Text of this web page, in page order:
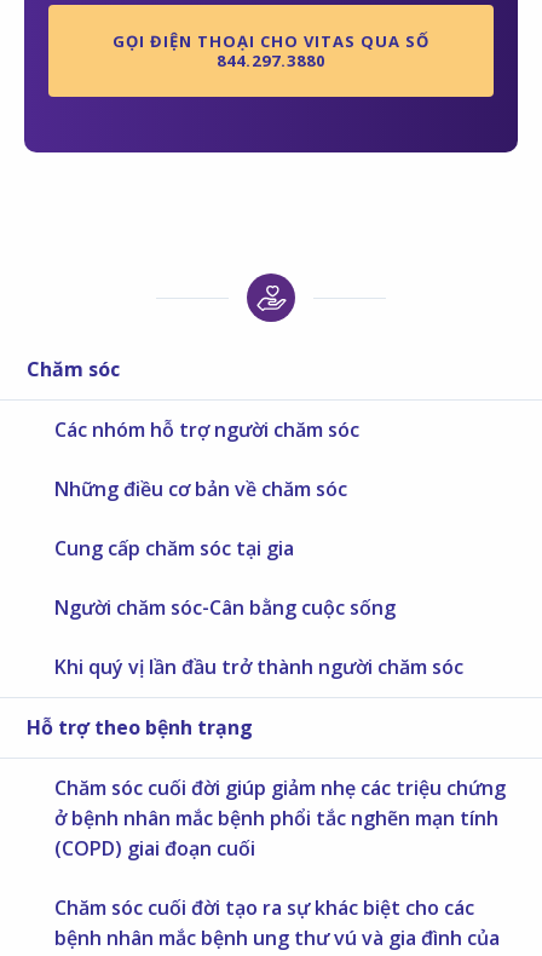
GỌI ĐIỆN THOẠI CHO VITAS QUA SỐ
844.297.3880
Chăm sóc
Các nhóm hỗ trợ người chăm sóc
Những điều cơ bản về chăm sóc
Cung cấp chăm sóc tại gia
Người chăm sóc-Cân bằng cuộc sống
Khi quý vị lần đầu trở thành người chăm sóc
Hỗ trợ theo bệnh trạng
Chăm sóc cuối đời giúp giảm nhẹ các triệu chứng
ở bệnh nhân mắc bệnh phổi tắc nghẽn mạn tính
(COPD) giai đoạn cuối
Chăm sóc cuối đời tạo ra sự khác biệt cho các
bệnh nhân mắc bệnh ung thư vú và gia đình của